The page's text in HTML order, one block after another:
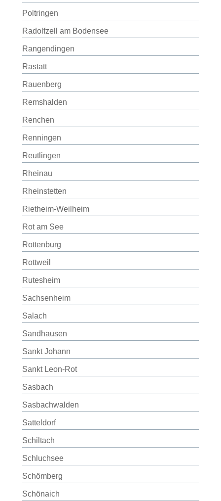
Poltringen
Radolfzell am Bodensee
Rangendingen
Rastatt
Rauenberg
Remshalden
Renchen
Renningen
Reutlingen
Rheinau
Rheinstetten
Rietheim-Weilheim
Rot am See
Rottenburg
Rottweil
Rutesheim
Sachsenheim
Salach
Sandhausen
Sankt Johann
Sankt Leon-Rot
Sasbach
Sasbachwalden
Satteldorf
Schiltach
Schluchsee
Schömberg
Schönaich